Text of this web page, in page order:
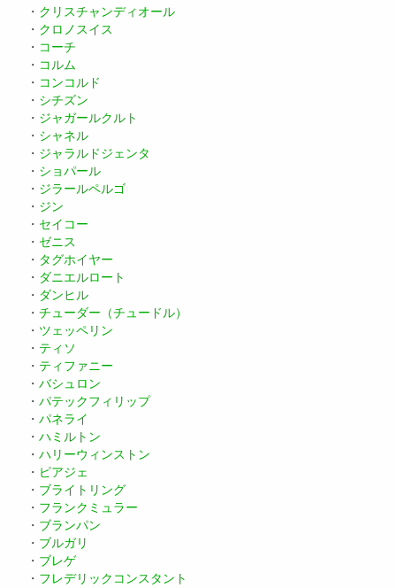
・ クリスチャンディオール
・ クロノスイス
・ コーチ
・ コルム
・ コンコルド
・ シチズン
・ ジャガールクルト
・ シャネル
・ ジャラルドジェンタ
・ ショパール
・ ジラールペルゴ
・ ジン
・ セイコー
・ ゼニス
・ タグホイヤー
・ ダニエルロート
・ ダンヒル
・ チューダー（チュードル）
・ ツェッペリン
・ ティソ
・ ティファニー
・ バシュロン
・ パテックフィリップ
・ パネライ
・ ハミルトン
・ ハリーウィンストン
・ ピアジェ
・ ブライトリング
・ フランクミュラー
・ ブランパン
・ ブルガリ
・ ブレゲ
・ フレデリックコンスタント